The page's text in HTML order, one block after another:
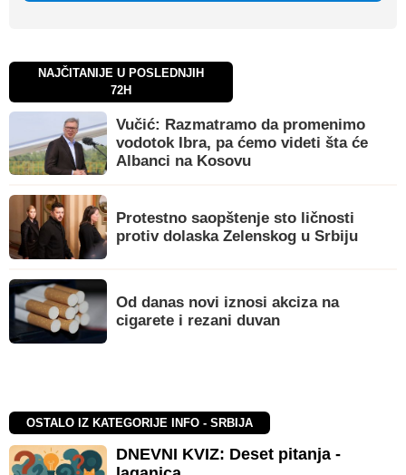
NAJČITANIJE U POSLEDNJIH
72H
Vučić: Razmatramo da promenimo
vodotok Ibra, pa ćemo videti šta će
Albanci na Kosovu
Protestno saopštenje sto ličnosti
protiv dolaska Zelenskog u Srbiju
Od danas novi iznosi akciza na
cigarete i rezani duvan
OSTALO IZ KATEGORIJE INFO - SRBIJA
DNEVNI KVIZ: Deset pitanja -